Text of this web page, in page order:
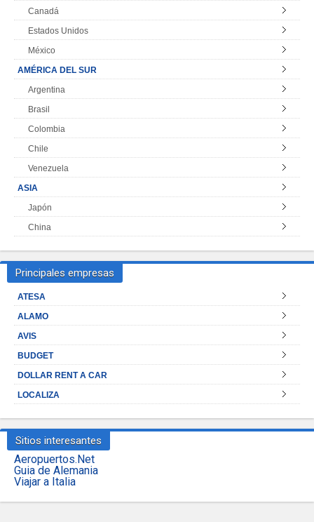
Canadá
Estados Unidos
México
AMÉRICA DEL SUR
Argentina
Brasil
Colombia
Chile
Venezuela
ASIA
Japón
China
Principales empresas
ATESA
ALAMO
AVIS
BUDGET
DOLLAR RENT A CAR
LOCALIZA
Sitios interesantes
Aeropuertos.Net
Guia de Alemania
Viajar a Italia